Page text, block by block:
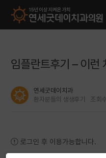
임플란트후기 – 이런
연세굿데이치과
환자분들의 생생후기
조회
로그인 후 이용가능합니다.